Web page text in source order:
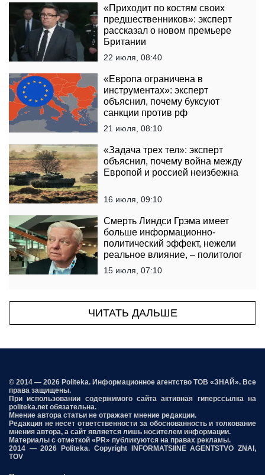
«Приходит по костям своих
предшественников»: эксперт
рассказал о новом премьере
Британии
22 июля, 08:40
«Европа ограничена в
инструментах»: эксперт
объяснил, почему буксуют
санкции против рф
21 июля, 08:10
«Задача трех тел»: эксперт
объяснил, почему война между
Европой и россией неизбежна
16 июля, 09:10
Смерть Линдси Грэма имеет
больше информационно-
политический эффект, нежели
реальное влияние, – политолог
15 июля, 07:10
ЧИТАТЬ ДАЛЬШЕ
© 2014 — 2026 Politeka. Информационное агентство ТОВ «ЗНАЙ». Все
права защищены.
При использовании содержимого сайта активная гиперссылка на
politeka.net обязательна.
Мнение автора статьи не отражает мнение редакции.
Редакция не несет ответственности за обоснованность и толкование
мнения автора, а сайт является лишь носителем информации.
Материалы с отметкой «PR» публикуются на правах рекламы.
2014 — 2026 Politeka. Copyright INFORMATSIINE AGENTSTVO ZNAI,
TOV